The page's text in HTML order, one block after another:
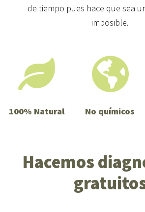
de tiempo pues hace que sea
imposible.
100% Natural No químicos
Hacemos